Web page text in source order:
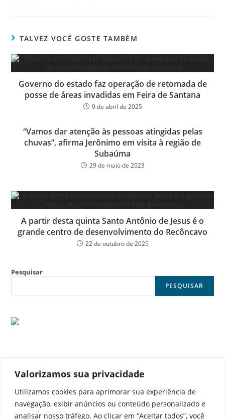
Valorizamos sua privacidade
Utilizamos cookies para aprimorar sua experiência de
navegação, exibir anúncios ou conteúdo personalizado e
analisar nosso tráfego. Ao clicar em “Aceitar todos”, você
ok er
TALVEZ VOCÊ GOSTE TAMBÉM
Governo do estado faz operação de retomada de
posse de áreas invadidas em Feira de Santana
9 de abril de 2025
“Vamos dar atenção às pessoas atingidas pelas
chuvas”, afirma Jerônimo em visita à região de
Subaúma
29 de maio de 2023
A partir desta quinta Santo Antônio de Jesus é o
grande centro de desenvolvimento do Recôncavo
22 de outubro de 2025
Pesquisar
PESQUISAR